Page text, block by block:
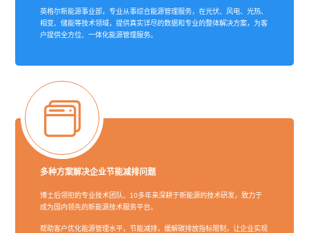
英格尔新能源事业部，专业从事综合能源管理服务，在光伏、风电、光热、
相变、储能等技术领域，提供真实详尽的数据和专业的整体解决方案，为客
户提供全方位、一体化能源管理服务。
多种方案解决企业节能减排问题
博士后领衔的专业技术团队、10多年来深耕于新能源的技术研发，致力于
成为国内领先的新能源技术服务平台。
帮助客户优化能源管理水平，节能减排，缓解碳排放指标限制，让企业实现